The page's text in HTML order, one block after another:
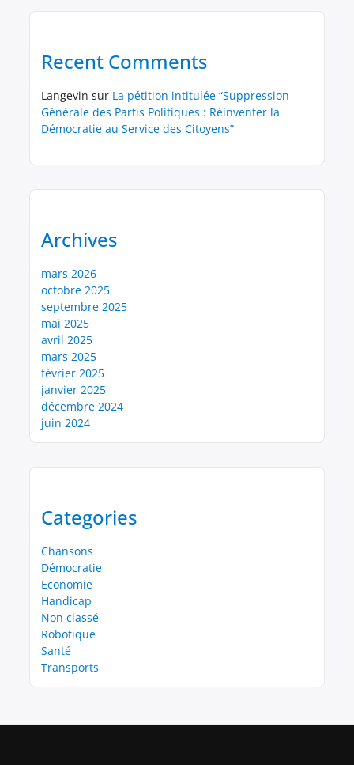
Recent Comments
Langevin sur La pétition intitulée “Suppression
Générale des Partis Politiques : Réinventer la
Démocratie au Service des Citoyens”
Archives
mars 2026
octobre 2025
septembre 2025
mai 2025
avril 2025
mars 2025
février 2025
janvier 2025
décembre 2024
juin 2024
Categories
Chansons
Démocratie
Economie
Handicap
Non classé
Robotique
Santé
Transports